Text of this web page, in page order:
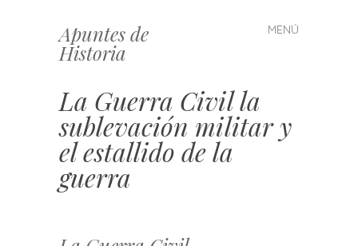
Apuntes de
Historia
MENÚ
Saltar
al
La Guerra Civil la
sublevación militar y
el estallido de la
guerra